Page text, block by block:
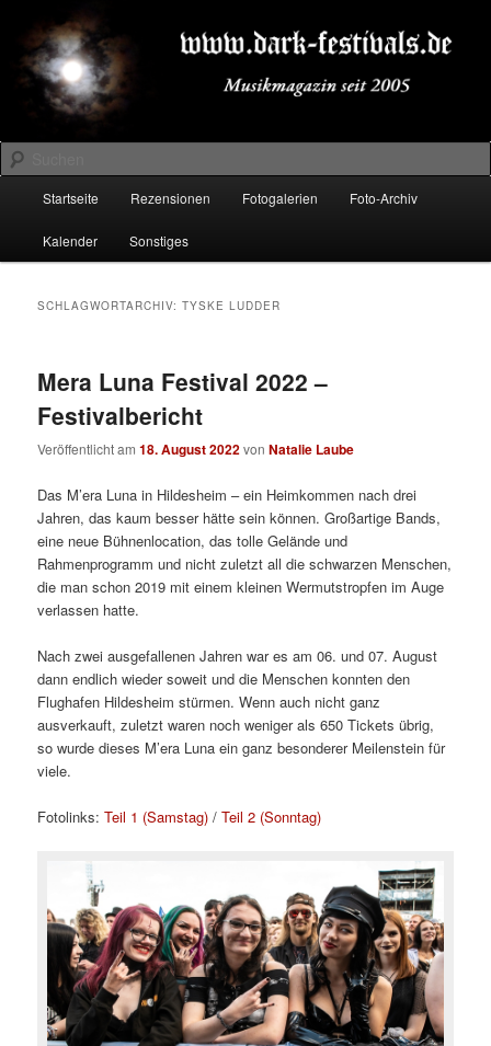
primären
Inhalt
springen
sekundären
Inhalt
springenDARK-FESTIVALS.DE
Suchen
Startseite Rezensionen Fotogalerien Foto-Archiv
Kalender Sonstiges
SCHLAGWORTARCHIV:TYSKE LUDDER
Mera Luna Festival 2022 –
Festivalbericht
Veröffentlicht am18. August 2022vonNatalie Laube
Das M’era Luna in Hildesheim – ein Heimkommen nach drei
Jahren, das kaum besser hätte sein können. Großartige Bands,
eine neue Bühnenlocation, das tolle Gelände und
Rahmenprogramm und nicht zuletzt all die schwarzen Menschen,
die man schon 2019 mit einem kleinen Wermutstropfen im Auge
verlassen hatte.
Nach zwei ausgefallenen Jahren war es am 06. und 07. August
dann endlich wieder soweit und die Menschen konnten den
Flughafen Hildesheim stürmen. Wenn auch nicht ganz
ausverkauft, zuletzt waren noch weniger als 650 Tickets übrig,
so wurde dieses M’era Luna ein ganz besonderer Meilenstein für
viele.
Fotolinks:Teil 1 (Samstag) /Teil 2 (Sonntag)